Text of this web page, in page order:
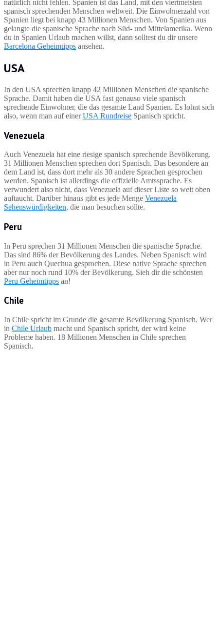
natürlich nicht fehlen. Spanien ist das Land, mit den viertmeisten
spanisch sprechenden Menschen weltweit. Die Einwohnerzahl von
Spanien liegt bei knapp 43 Millionen Menschen. Von Spanien aus
gelangte die spanische Sprache nach Süd- und Mittelamerika. Wenn
du in Spanien Urlaub machen willst, dann solltest du dir unsere
Barcelona Geheimtipps ansehen.
USA
In den USA sprechen knapp 42 Millionen Menschen die spanische
Sprache. Damit haben die USA fast genauso viele spanisch
sprechende Einwohner, die das gesamte Land Spanien. Es lohnt sich
also, wenn man auf einerUSA Rundreise Spanisch spricht.
Venezuela
Auch Venezuela hat eine riesige spanisch sprechende Bevölkerung.
31 Millionen Menschen sprechen dort Spanisch. Das besondere an
dem Land ist, dass dort mehr als 30 andere Sprachen gesprochen
werden. Spanisch ist allerdings die offizielle Amtssprache. Es
verwundert also nicht, dass Venezuela auf dieser Liste so weit oben
auftaucht. Darüber hinaus gibt es jede Menge Venezuela
Sehenswürdigkeiten, die man besuchen sollte.
Peru
In Peru sprechen 31 Millionen Menschen die spanische Sprache.
Das sind 86% der Bevölkerung des Landes. Neben Spanisch wird
in Peru auch Quechua gesprochen. Diese native Sprache sprechen
aber nur noch rund 10% der Bevölkerung. Sieh dir die schönsten
Peru Geheimtipps an!
Chile
In Chile spricht im Grunde die gesamte Bevölkerung Spanisch. Wer
in Chile Urlaub macht und Spanisch spricht, der wird keine
Probleme haben. 18 Millionen Menschen in Chile sprechen
Spanisch.